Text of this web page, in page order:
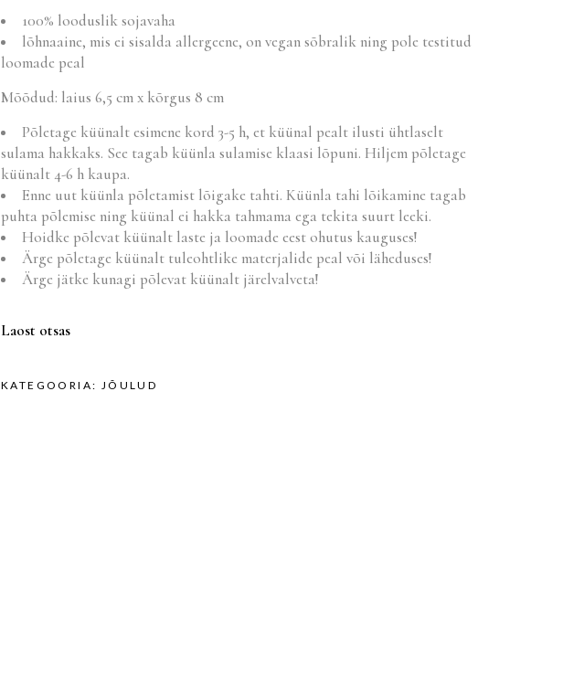
100% looduslik sojavaha
lõhnaaine, mis ei sisalda allergeene, on vegan sõbralik ning pole testitud
loomade peal
Mõõdud: laius 6,5 cm x kõrgus 8 cm
Põletage küünalt esimene kord 3-5 h, et küünal pealt ilusti ühtlaselt
sulama hakkaks. See tagab küünla sulamise klaasi lõpuni. Hiljem põletage
küünalt 4-6 h kaupa.
Enne uut küünla põletamist lõigake tahti. Küünla tahi lõikamine tagab
puhta põlemise ning küünal ei hakka tahmama ega tekita suurt leeki.
Hoidke põlevat küünalt laste ja loomade eest ohutus kauguses!
Ärge põletage küünalt tuleohtlike materjalide peal või läheduses!
Ärge jätke kunagi põlevat küünalt järelvalveta!
Laost otsas
KATEGOORIA: JÕULUD